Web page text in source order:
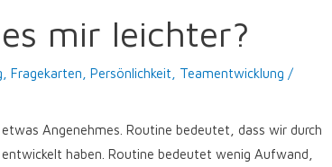
mir leichter?
,Fragekarten ,Persönlichkeit Teamentwicklung /
Angenehmes. Routine bedeutet, dass wir durch
haben. Routine bedeutet wenig Aufwand,